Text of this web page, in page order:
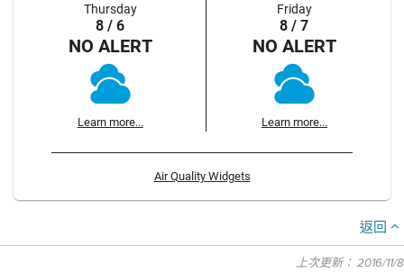
Thursday
8 / 6
NO ALERT
Learn more...
Friday
8 / 7
NO ALERT
Learn more...
Air Quality Widgets
返回
上次更新： 2016/11/8